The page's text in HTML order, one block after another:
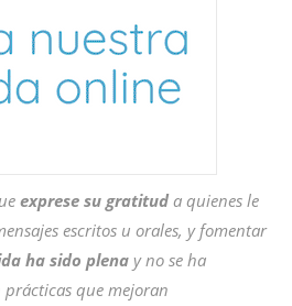
exprese su gratituda quienes le
escritos u orales, y fomentar
ha sido plena y no se ha
que mejoran